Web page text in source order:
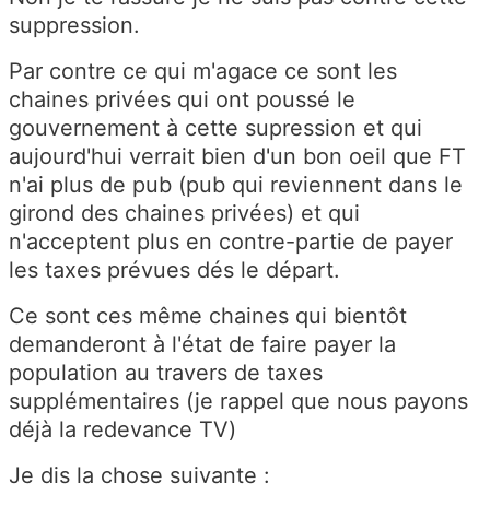
suppression.
Par contre ce qui m'agace ce sont les
chaines privées qui ont poussé le
gouvernement à cette supression et qui
aujourd'hui verrait bien d'un bon oeil que FT
n'ai plus de pub (pub qui reviennent dans le
girond des chaines privées) et qui
n'acceptent plus en contre-partie de payer
les taxes prévues dés le départ.
Ce sont ces même chaines qui bientôt
demanderont à l'état de faire payer la
population au travers de taxes
supplémentaires (je rappel que nous payons
déjà la redevance TV)
Je dis la chose suivante :